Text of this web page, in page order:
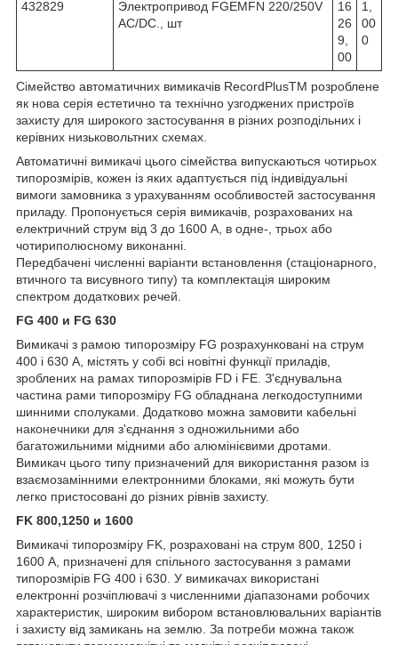
432829
Электропривод FGEMFN 220/250V
AC/DC., шт
16
26
9,
00
1,
00
0
Сімейство автоматичних вимикачів RecordPlusTM розроблене
як нова серія естетично та технічно узгоджених пристроїв
захисту для широкого застосування в різних розподільних і
керівних низьковольтних схемах.
Автоматичні вимикачі цього сімейства випускаються чотирьох
типорозмірів, кожен із яких адаптується під індивідуальні
вимоги замовника з урахуванням особливостей застосування
приладу. Пропонується серія вимикачів, розрахованих на
електричний струм від 3 до 1600 А, в одне-, трьох або
чотириполюсному виконанні.
Передбачені численні варіанти встановлення (стаціонарного,
втичного та висувного типу) та комплектація широким
спектром додаткових речей.
FG 400 и FG 630
Вимикачі з рамою типорозміру FG розрахунковані на струм
400 і 630 А, містять у собі всі новітні функції приладів,
зроблених на рамах типорозмірів FD і FE. З'єднувальна
частина рами типорозміру FG обладнана легкодоступними
шинними сполуками. Додатково можна замовити кабельні
наконечники для з'єднання з одножильними або
багатожильними мідними або алюмінієвими дротами.
Вимикач цього типу призначений для використання разом із
взаємозамінними електронними блоками, які можуть бути
легко пристосовані до різних рівнів захисту.
FK 800,1250 и 1600
Вимикачі типорозміру FK, розраховані на струм 800, 1250 і
1600 А, призначені для спільного застосування з рамами
типорозмірів FG 400 і 630. У вимикачах використані
електронні розчіплювачі з численними діапазонами робочих
характеристик, широким вибором встановлювальних варіантів
і захисту від замикань на землю. За потреби можна також